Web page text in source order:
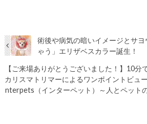
術後や病気の暗いイメージとサ
ゃう」エリザベスカラー誕生！
【ご来場ありがとうございました！】10分
カリスマトリマーによるワンポイントビュ
nterpets（インターペット）～人とペット